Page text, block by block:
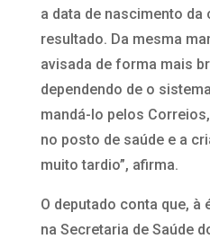
a data de nascimento da
resultado. Da mesma
avisada de forma mais
dependendo de o
mandá-lo pelos
no posto de saúde e a
muito tardio”, afirma.
O deputado conta que, à
na Secretaria de Saúde